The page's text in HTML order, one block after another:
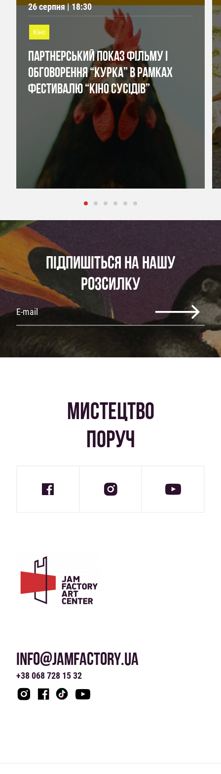
26 серпня | 18:30
Кіно
ПАРТНЕРСЬКИЙ ПОКАЗ ФІЛЬМУ І
ОБГОВОРЕННЯ “КУРКА” В РАМКАХ
ФЕСТИВАЛЮ “КІНО СУСІДІВ”
ПІДПИШІТЬСЯ НА НАШУ
РОЗСИЛКУ
МИСТЕЦТВО
ПОРУЧ
INFO@JAMFACTORY.UA
+38 068 728 15 32